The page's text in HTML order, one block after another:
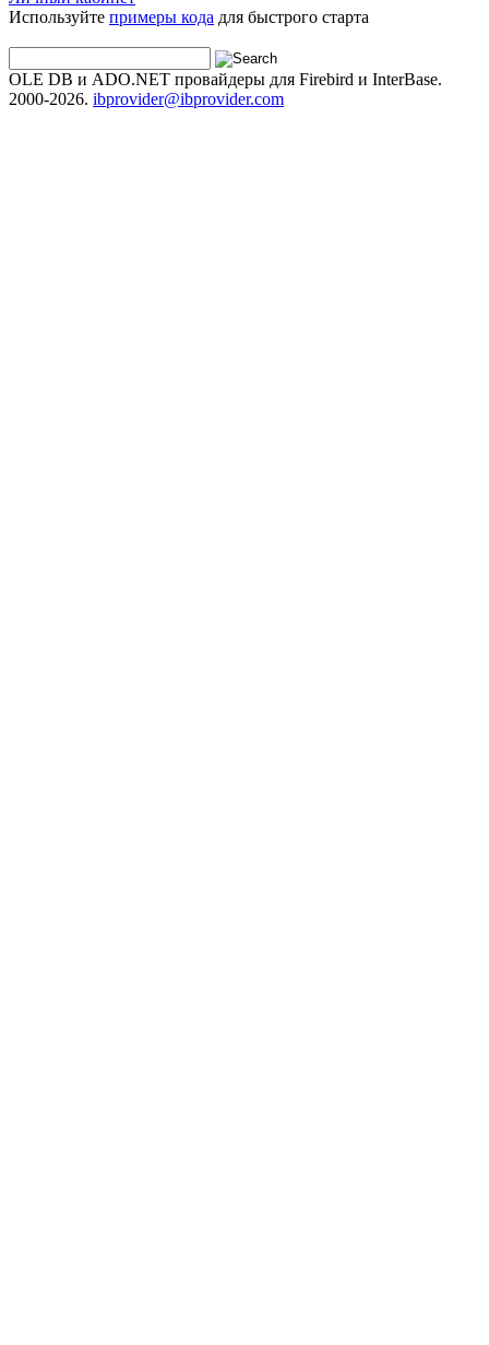
Используйте примеры кода для быстрого старта
OLE DB и ADO.NET провайдеры для Firebird и InterBase.
2000-2026. ibprovider@ibprovider.com